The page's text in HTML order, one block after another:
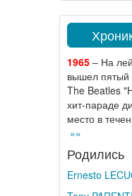
1965– На
вышел пятый
The Beatles
хит-параде
место в
»»
Родились
Ernesto